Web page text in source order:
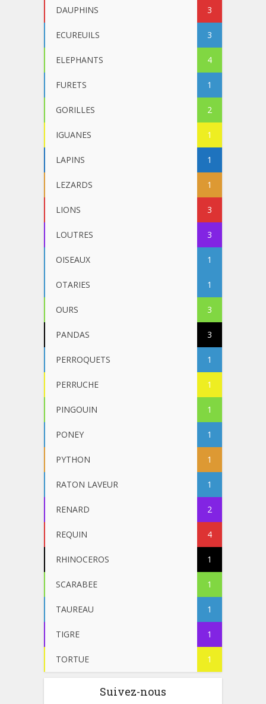
DAUPHINS 3
ECUREUILS 3
ELEPHANTS 4
FURETS 1
GORILLES 2
IGUANES 1
LAPINS 1
LEZARDS 1
LIONS 3
LOUTRES 3
OISEAUX 1
OTARIES 1
OURS 3
PANDAS 3
PERROQUETS 1
PERRUCHE 1
PINGOUIN 1
PONEY 1
PYTHON 1
RATON LAVEUR 1
RENARD 2
REQUIN 4
RHINOCEROS 1
SCARABEE 1
TAUREAU 1
TIGRE 1
TORTUE 1
Suivez-nous